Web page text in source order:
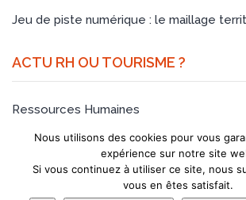
Jeu de piste numérique : le maillage
ACTU RH OU TOURISME ?
Ressources Humaines
Tourisme et Culture
Nous utilisons des cookies pour vous
expérience sur notre site
Si vous continuez à utiliser ce site, nous
vous en êtes satisfait.